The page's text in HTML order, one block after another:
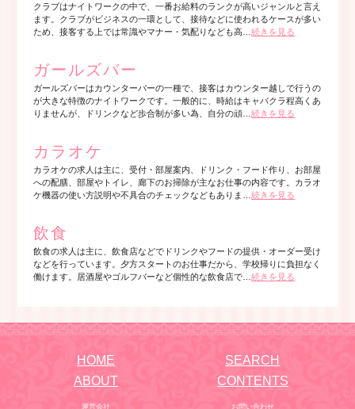
クラブはナイトワークの中で、一番お給料のランクが高いジャンルと言え
ます。クラブがビジネスの一環として、接待などに使われるケースが多い
ため、接客する上では常識やマナー・気配りなども高…続きを見る
ガールズバー
ガールズバーはカウンターバーの一種で、接客はカウンター越しで行うの
が大きな特徴のナイトワークです。一般的に、時給はキャバクラ程高くあ
りませんが、ドリンクなど歩合制が多い為、自分の頑…続きを見る
カラオケ
カラオケの求人は主に、受付・部屋案内、ドリンク・フード作り、お部屋
への配膳、部屋やトイレ、廊下のお掃除が主なお仕事の内容です。カラオ
ケ機器の使い方説明や不具合のチェックなどもありま…続きを見る
飲食
飲食の求人は主に、飲食店などでドリンクやフードの提供・オーダー受け
などを行っています。夕方スタートのお仕事だから、学校帰りに負担なく
働けます。居酒屋やゴルフバーなど個性的な飲食店で…続きを見る
HOME
SEARCH
ABOUT
CONTENTS
運営会社 お問い合わせ